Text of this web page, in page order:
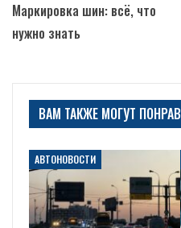
Маркировка шин: всё, что
нужно знать
ВАМ ТАКЖЕ МОГУТ
АВТОНОВОСТИ